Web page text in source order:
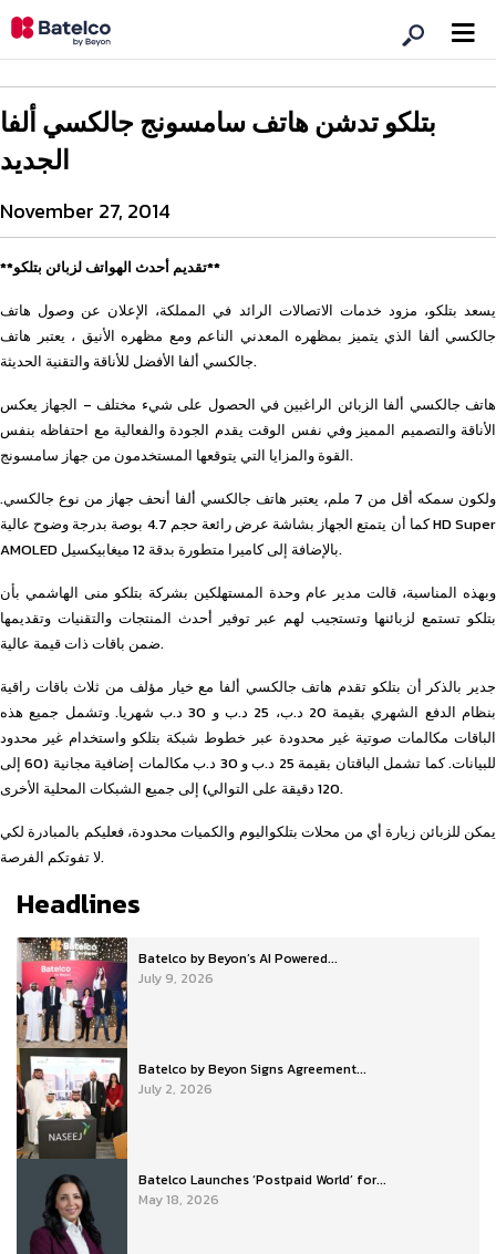
بتلكو تدشن هاتف سامسونج جالكسي ألفا
الجديد
November 27, 2014
**تقديم أحدث الهواتف لزبائن بتلكو**
يسعد بتلكو، مزود خدمات الاتصالات الرائد في المملكة، الإعلان عن وصول هاتف
جالكسي ألفا الذي يتميز بمظهره المعدني الناعم ومع مظهره الأنيق ، يعتبر هاتف
جالكسي ألفا الأفضل للأناقة والتقنية الحديثة.
هاتف جالكسي ألفا الزبائن الراغبين في الحصول على شيء مختلف – الجهاز يعكس
الأناقة والتصميم المميز وفي نفس الوقت يقدم الجودة والفعالية مع احتفاظه بنفس
القوة والمزايا التي يتوقعها المستخدمون من جهاز سامسونج.
ولكون سمكه أقل من 7 ملم، يعتبر هاتف جالكسي ألفا أنحف جهاز من نوع جالكسي.
كما أن يتمتع الجهاز بشاشة عرض رائعة حجم 4.7 بوصة بدرجة وضوح عالية HD Super
AMOLED بالإضافة إلى كاميرا متطورة بدقة 12 ميغابيكسيل.
وبهذه المناسبة، قالت مدير عام وحدة المستهلكين بشركة بتلكو منى الهاشمي بأن
بتلكو تستمع لزبائنها وتستجيب لهم عبر توفير أحدث المنتجات والتقنيات وتقديمها
ضمن باقات ذات قيمة عالية.
جدير بالذكر أن بتلكو تقدم هاتف جالكسي ألفا مع خيار مؤلف من ثلاث باقات راقية
بنظام الدفع الشهري بقيمة 20 د.ب، 25 د.ب و 30 د.ب شهريا. وتشمل جميع هذه
الباقات مكالمات صوتية غير محدودة عبر خطوط شبكة بتلكو واستخدام غير محدود
للبيانات. كما تشمل الباقتان بقيمة 25 د.ب و 30 د.ب مكالمات إضافية مجانية (60 إلى
120 دقيقة على التوالي) إلى جميع الشبكات المحلية الأخرى.
يمكن للزبائن زيارة أي من محلات بتلكواليوم والكميات محدودة، فعليكم بالمبادرة لكي
لا تفوتكم الفرصة.
Headlines
Batelco by Beyon’s AI Powered...
July 9, 2026
Batelco by Beyon Signs Agreement...
July 2, 2026
Batelco Launches ‘Postpaid World’ for...
May 18, 2026